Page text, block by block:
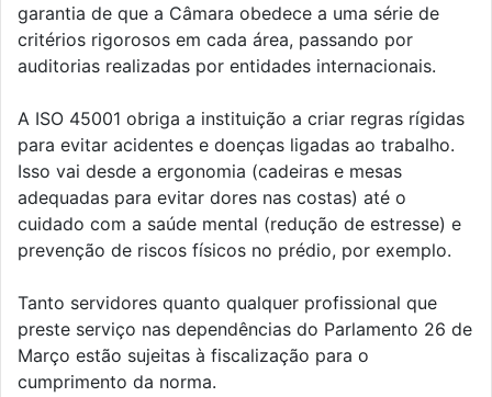
garantia de que a Câmara obedece a uma série de
critérios rigorosos em cada área, passando por
auditorias realizadas por entidades internacionais.
A ISO 45001 obriga a instituição a criar regras rígidas
para evitar acidentes e doenças ligadas ao trabalho.
Isso vai desde a ergonomia (cadeiras e mesas
adequadas para evitar dores nas costas) até o
cuidado com a saúde mental (redução de estresse) e
prevenção de riscos físicos no prédio, por exemplo.
Tanto servidores quanto qualquer profissional que
preste serviço nas dependências do Parlamento 26 de
Março estão sujeitas à fiscalização para o
cumprimento da norma.